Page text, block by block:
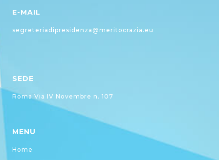
E-MAIL
segreteriadipresidenza@meritocrazia.eu
SEDE
Roma Via IV Novembre n. 107
MENU
Home